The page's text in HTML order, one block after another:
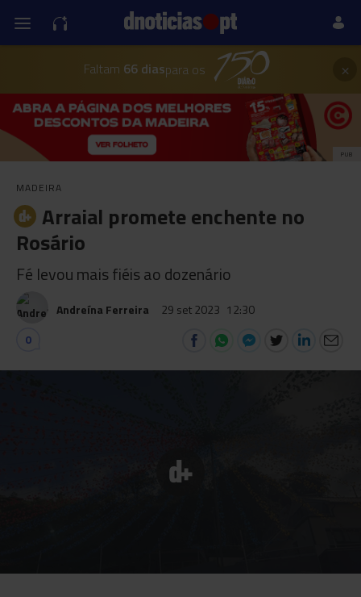
Faltam 66 diaspara os ×
PUB
MADEIRA
Arraial promete enchente no
Rosário
Fé levou mais fiéis ao dozenário
Andreína Ferreira 29 set 2023 12:30
0